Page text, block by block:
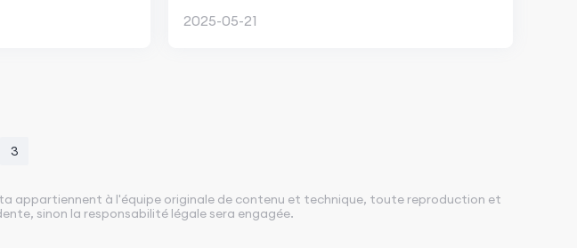
2025-05-21
3
appartiennent à l'équipe originale de contenu et technique, toute reproduction et
sinon la responsabilité légale sera engagée.